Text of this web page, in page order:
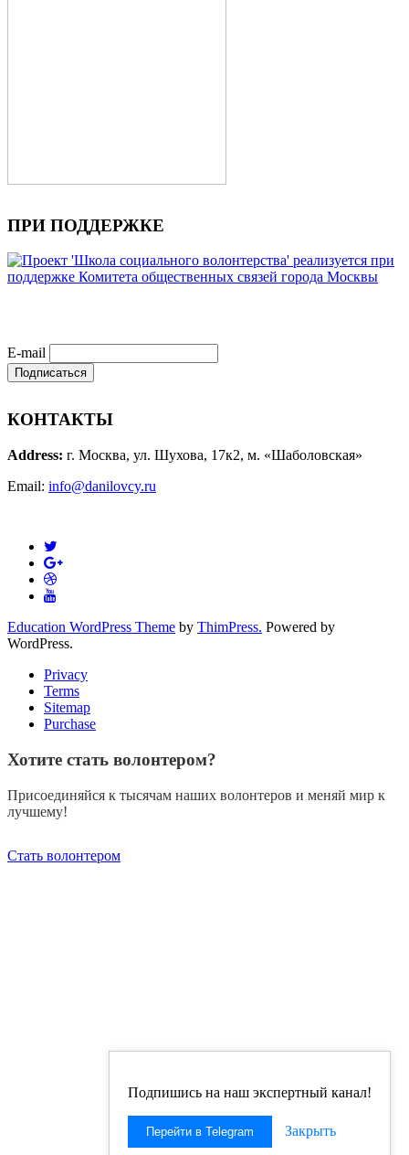
ПРИ ПОДДЕРЖКЕ
E-mail
КОНТАКТЫ
Address: г. Москва, ул. Шухова, 17к2, м. «Шаболовская»
Email: info@danilovcy.ru
Education WordPress Theme by ThimPress. Powered by
WordPress.
Privacy
Terms
Sitemap
Purchase
Хотите стать волонтером?
Присоединяйся к тысячам наших волонтеров и меняй мир к
лучшему!
Стать волонтером
Подпишись на наш экспертный канал!
Перейти в Telegram Закрыть